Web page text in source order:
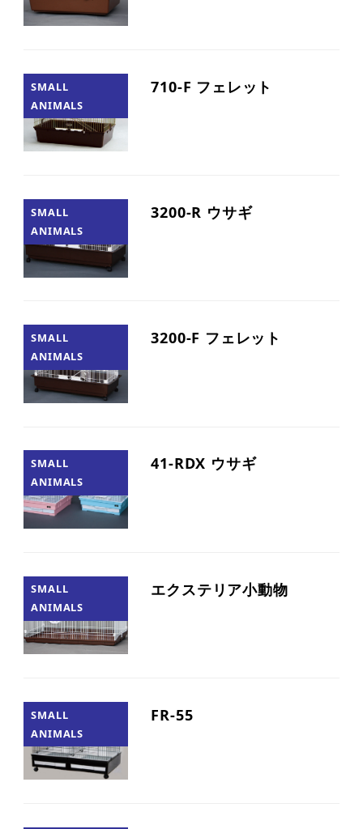
SMALL
ANIMALS
710-F フェレット
SMALL
ANIMALS
3200-R ウサギ
SMALL
ANIMALS
3200-F フェレット
SMALL
ANIMALS
41-RDX ウサギ
SMALL
ANIMALS
エクステリア小動物
SMALL
ANIMALS
FR-55